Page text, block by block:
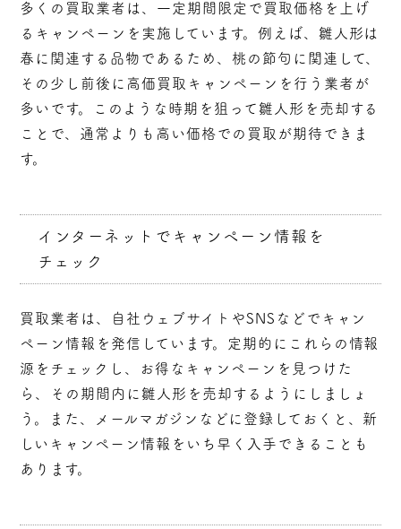
多くの買取業者は、一定期間限定で買取価格を上げ
るキャンペーンを実施しています。例えば、雛人形は
春に関連する品物であるため、桃の節句に関連して、
その少し前後に高価買取キャンペーンを行う業者が
多いです。このような時期を狙って雛人形を売却する
ことで、通常よりも高い価格での買取が期待できま
す。
インターネットでキャンペーン情報を
チェック
買取業者は、自社ウェブサイトやSNSなどでキャン
ペーン情報を発信しています。定期的にこれらの情報
源をチェックし、お得なキャンペーンを見つけた
ら、その期間内に雛人形を売却するようにしましょ
う。また、メールマガジンなどに登録しておくと、新
しいキャンペーン情報をいち早く入手できることも
あります。